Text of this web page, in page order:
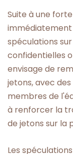
Suite à une
immédiatement
spéculations
confidentielles
envisage de
jetons, avec
membres de
à renforcer la
de jetons sur la
Les